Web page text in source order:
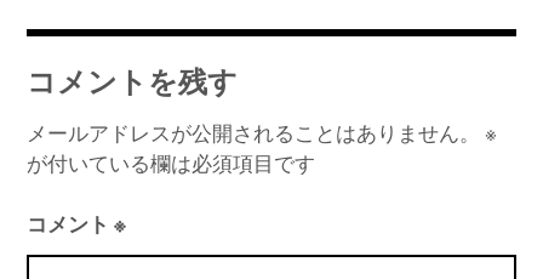
稿
ナ
ビ
ゲ
ー
シ
ョ
コメントを残す
メールアドレスが公開されることはありません。
※
が付いている欄は必須項目です
コメント※